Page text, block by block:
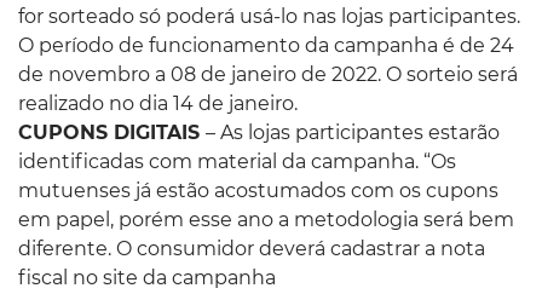
for sorteado só poderá usá-lo nas lojas participantes.
O período de funcionamento da campanha é de 24
de novembro a 08 de janeiro de 2022. O sorteio será
realizado no dia 14 de janeiro.
CUPONS DIGITAIS – As lojas participantes estarão
identificadas com material da campanha. “Os
mutuenses já estão acostumados com os cupons
em papel, porém esse ano a metodologia será bem
diferente. O consumidor deverá cadastrar a nota
fiscal no site da campanha